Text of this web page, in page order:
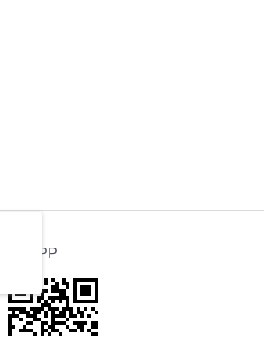
官方APP